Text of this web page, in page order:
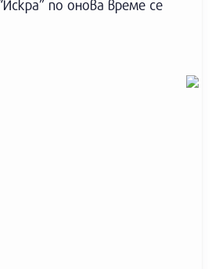
по онова време се